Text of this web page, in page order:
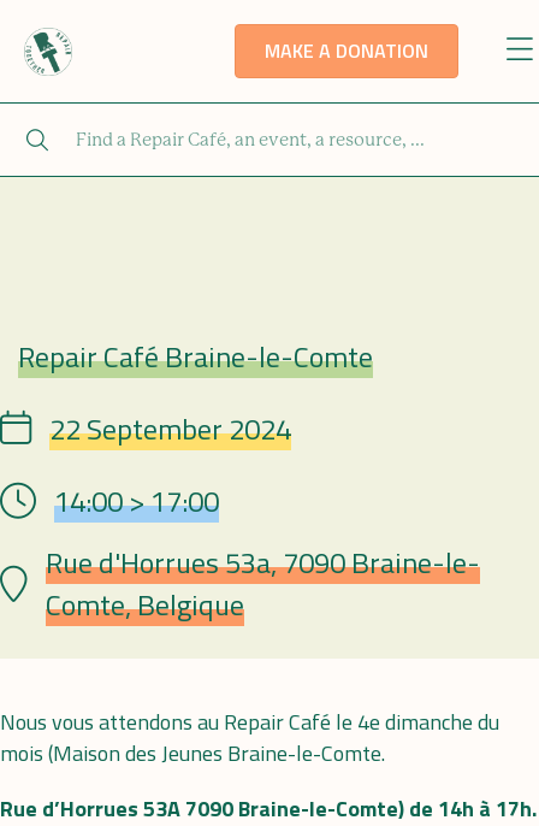
MAKE A DONATION
Repair Café
Repair Café Braine-le-Comte
Date 22 September 2024
Hour 14:00 > 17:00
Lieu Rue d'Horrues 53a, 7090 Braine-le-
Comte, Belgique
Nous vous attendons au Repair Café le 4e dimanche du
mois (Maison des Jeunes Braine-le-Comte.
Rue d’Horrues 53A 7090 Braine-le-Comte) de 14h à 17h.